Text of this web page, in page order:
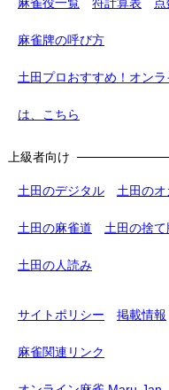
麻雀役一覧 符計算表
麻雀牌の呼び方
土田プロおすすめ！オン
は、こちら
上級者向け
土田のデジタル 土田のオ
土田の麻雀道 土田の捨
土田の人読み
サイトポリシー 掲載情報
麻雀関連リンク